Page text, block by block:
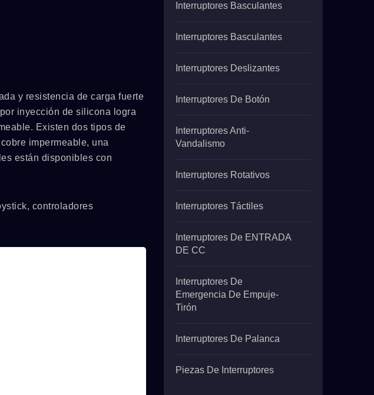
y resistencia de carga fuerte
inyección de silicona logra
Existen dos tipos de
impermeable, una
están disponibles con
controladores
Interruptores Basculantes
Interruptores Basculantes
Interruptores Deslizantes
Interruptores De Botón
Interruptores Anti-
Vandalismo
Interruptores Rotativos
Interruptores Táctiles
Interruptores De ENTRADA
DE CC
Interruptores De
Emergencia De Empuje-
Tirón
Interruptores De Palanca
Piezas De Interruptores